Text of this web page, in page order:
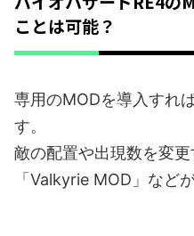
ことは可能？
専用のMODを導入すれ
す。
敵の配置や出現数を変
「Valkyrie MOD」など